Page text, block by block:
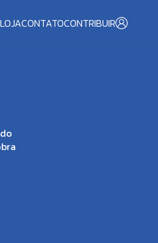
LOJACONTATOCONTRIBUIR